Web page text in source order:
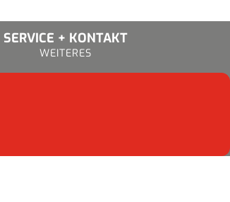
SERVICE + KONTAKT
WEITERES